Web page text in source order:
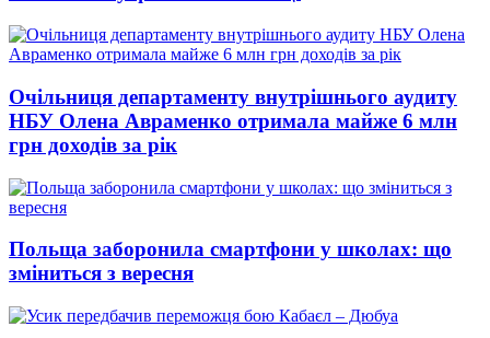
Очільниця департаменту внутрішнього аудиту
НБУ Олена Авраменко отримала майже 6 млн
грн доходів за рік
Польща заборонила смартфони у школах: що
зміниться з вересня